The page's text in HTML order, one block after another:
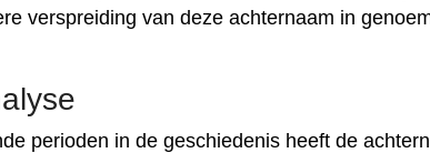
verspreiding van deze achternaam in
perioden in de geschiedenis heeft de